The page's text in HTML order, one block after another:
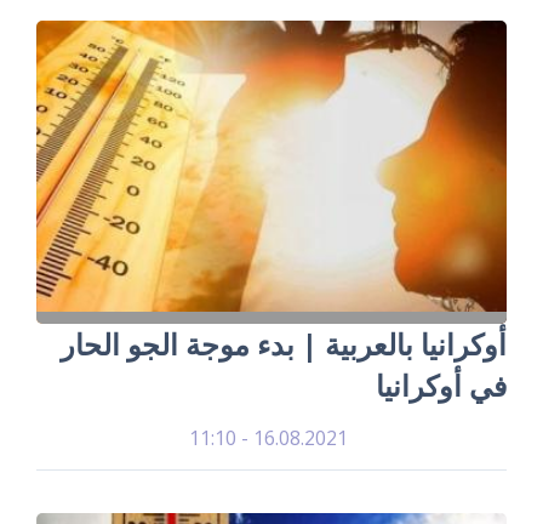
أوكرانيا بالعربية | بدء موجة الجو الحار
في أوكرانيا
16.08.2021 - 11:10